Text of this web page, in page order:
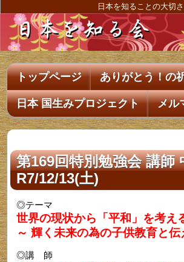
日本を知ることの大切
トップページ ありがとう！の
日本 国生みプロジェクト メル
第169回特別勉強会 講師
R7/12/13(土)
◎テーマ
世界の現状から「平和」を考え
～ 輝く未来の為の子供教育と伝
◎講 師